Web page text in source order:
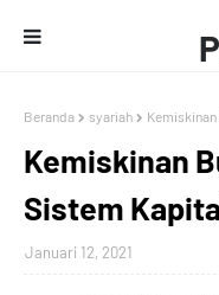
Beranda syariah
Kemiskinan
Sistem
Januari 12, 2021